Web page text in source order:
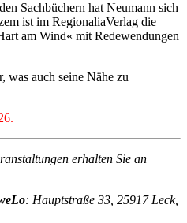
Sachbüchern hat Neumann sich
ist im RegionaliaVerlag die
am Wind« mit Redewendungen
was auch seine Nähe zu
erhalten Sie an
: Hauptstraße 33, 25917 Leck,